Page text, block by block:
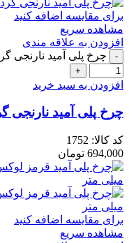
برای مقایسه اضافه کنید
مشاهده سریع
افزودن به علاقه مندی
چرخ پلی آمید نارنجی گردان
افزودن به سبد خرید
چرخ پلی آمید نارنجی گردان
کد کالا: 1752
694,000 تومان
برای مقایسه اضافه کنید
مشاهده سریع